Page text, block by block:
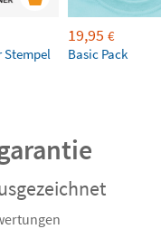
Stempel
19,95 €
Basic Pack